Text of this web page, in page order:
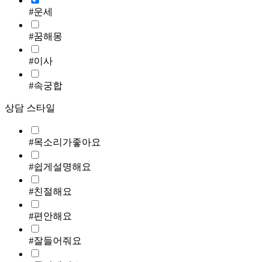
#운세
#꿈해몽
#이사
#속궁합
상담 스타일
#목소리가좋아요
#쉽게설명해요
#친절해요
#편안해요
#잘들어줘요